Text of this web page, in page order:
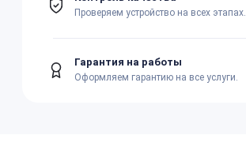
Проверяем устройство на всех этапах.
Гарантия на работы
Оформляем гарантию на все услуги.